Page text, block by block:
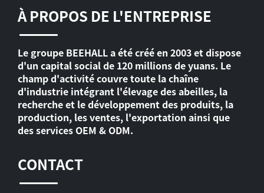
À PROPOS DE L'ENTREPRISE
Le groupe BEEHALL a été créé en 2003 et dispose
d'un capital social de 120 millions de yuans. Le
champ d'activité couvre toute la chaîne
d'industrie intégrant l'élevage des abeilles, la
recherche et le développement des produits, la
production, les ventes, l'exportation ainsi que
des services OEM & ODM.
CONTACT